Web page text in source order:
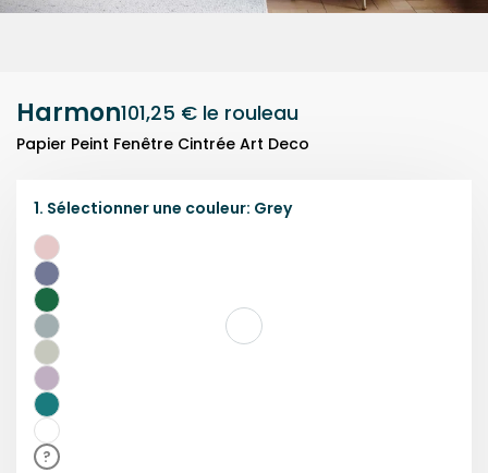
Harmon101,25 € le rouleau
Papier Peint Fenêtre Cintrée Art Deco
1. Sélectionner une couleur: Grey
Rose
Bleu
Vert
Gris
Vert
Clair
Violet
Bleu
Sarcelle
Blanc
?